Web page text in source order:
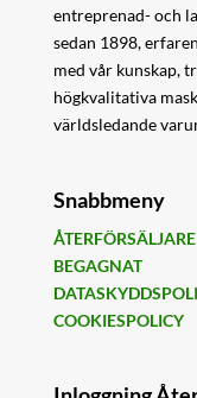
entreprenad- och
sedan 1898,
med vår kunskap,
högkvalitativa
världsledande
Snabbmeny
ÅTERFÖRSÄLJARE
BEGAGNAT
COOKIESPOLICY